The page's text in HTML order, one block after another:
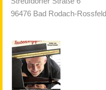
96476 Bad Rodach-Rossfeld